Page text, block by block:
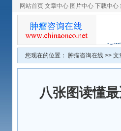
网站首页 文章中心 图片中心 下载中心
您现在的位置： 肿瘤咨询在线 >> 文
八张图读懂